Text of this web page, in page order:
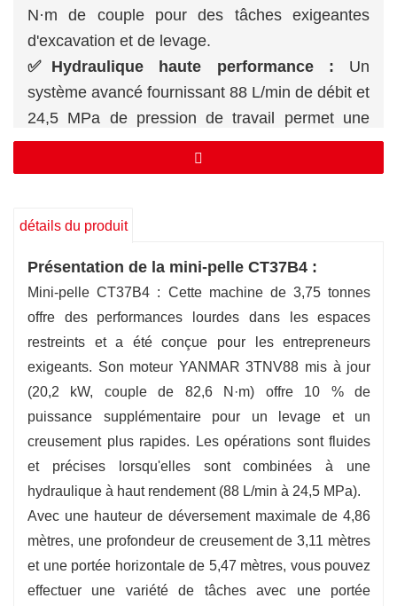
N·m de couple pour des tâches exigeantes
d'excavation et de levage.
✅ Hydraulique haute performance : Un
système avancé fournissant 88 L/min de débit et
24,5 MPa de pression de travail permet une
opération rapide et précise.
✅Portée et profondeur étendues :Capable
profondeur de 3,11 m et d'une portée
polyvalentes.
✅Puissance d'excavation exceptionnelle :
Affronte les matériaux durs sans effort avec
30,4 kN de force de godet et 18,2 kN de force
de bras.
détails du produit
Présentation de la mini-pelle CT37B4 :
Mini-pelle CT37B4 : Cette machine de 3,75 tonnes
offre des performances lourdes dans les espaces
restreints et a été conçue pour les entrepreneurs
exigeants. Son moteur YANMAR 3TNV88 mis à jour
(20,2 kW, couple de 82,6 N·m) offre 10 % de
puissance supplémentaire pour un levage et un
creusement plus rapides. Les opérations sont fluides
et précises lorsqu'elles sont combinées à une
hydraulique à haut rendement (88 L/min à 24,5 MPa).
Avec une hauteur de déversement maximale de 4,86
mètres, une profondeur de creusement de 3,11 mètres
et une portée horizontale de 5,47 mètres, vous pouvez
effectuer une variété de tâches avec une portée